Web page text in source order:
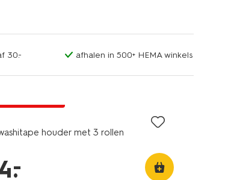
30.- afhalen in 500+ HEMA winkels
houder met 3 rollen
.
–